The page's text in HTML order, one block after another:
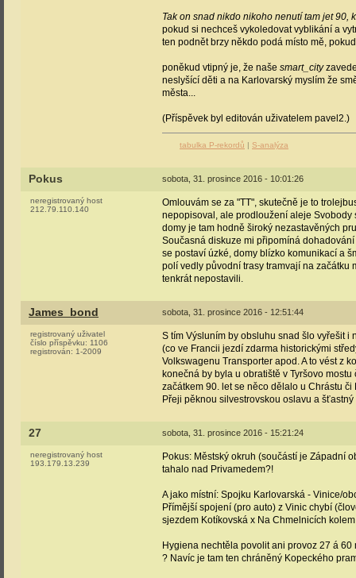
Tak on snad nikdo nikoho nenutí tam jet 90,
pokud si nechceš vykoledovat vyblikání a
ten podnět brzy někdo podá místo mě,
poněkud vtipný je, že naše smart_city
neslyšící děti a na Karlovarský myslím že
města...
(Příspěvek byl editován uživatelem pavel2.)
tabulka P-rekordů | S-analýza
Pokus sobota, 31. prosince 2016 - 10:01:26
neregistrovaný host
212.79.110.140
Omlouvám se za "TT", skutečně je to
nepopisoval, ale prodloužení aleje Svobody
domy je tam hodně široký nezastavěných
Současná diskuze mi připomíná
se postaví úzké, domy blízko komunikací a
polí vedly původní trasy tramvají na začátku
tenkrát nepostavili.
James_bond sobota, 31. prosince 2016 - 12:51:44
registrovaný uživatel
číslo příspěvku: 1106
registrován: 1-2009
S tím Výsluním by obsluhu snad šlo vyřešit i
(co ve Francii jezdí zdarma historickými
Volkswagenu Transporter apod. A to vést z
konečná by byla u obratiště v Tyršovo
začátkem 90. let se něco dělalo u Chrástu
Přeji pěknou silvestrovskou oslavu a
27 sobota, 31. prosince 2016 - 15:21:24
neregistrovaný host
193.179.13.239
Pokus: Městský okruh (součástí je Západní
tahalo nad Privamedem?!
A jako místní: Spojku Karlovarská - Vinice/
Přímější spojení (pro auto) z Vinic chybí
sjezdem Kotíkovská x Na Chmelnicích
Hygiena nechtěla povolit ani provoz 27 á
? Navíc je tam ten chráněný Kopeckého